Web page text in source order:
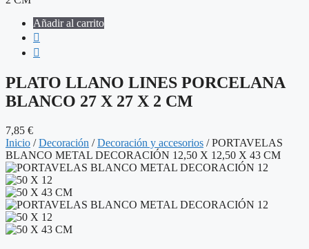
Añadir al carrito
PLATO LLANO LINES PORCELANA
BLANCO 27 X 27 X 2 CM
7,85 €
Inicio /Decoración /Decoración y accesorios / PORTAVELAS
BLANCO METAL DECORACIÓN 12,50 X 12,50 X 43 CM